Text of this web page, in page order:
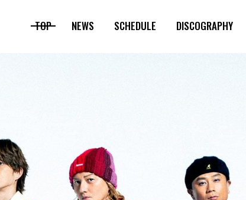
TOP NEWS SCHEDULE DISCOGRAPHY